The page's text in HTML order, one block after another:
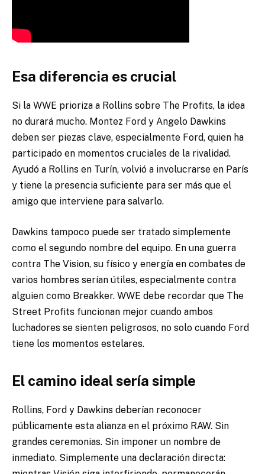
Esa diferencia es crucial
Si la WWE prioriza a Rollins sobre The Profits, la idea
no durará mucho. Montez Ford y Angelo Dawkins
deben ser piezas clave, especialmente Ford, quien ha
participado en momentos cruciales de la rivalidad.
Ayudó a Rollins en Turín, volvió a involucrarse en París
y tiene la presencia suficiente para ser más que el
amigo que interviene para salvarlo.
Dawkins tampoco puede ser tratado simplemente
como el segundo nombre del equipo. En una guerra
contra The Vision, su físico y energía en combates de
varios hombres serían útiles, especialmente contra
alguien como Breakker. WWE debe recordar que The
Street Profits funcionan mejor cuando ambos
luchadores se sienten peligrosos, no solo cuando Ford
tiene los momentos estelares.
El camino ideal sería simple
Rollins, Ford y Dawkins deberían reconocer
públicamente esta alianza en el próximo RAW. Sin
grandes ceremonias. Sin imponer un nombre de
inmediato. Simplemente una declaración directa: